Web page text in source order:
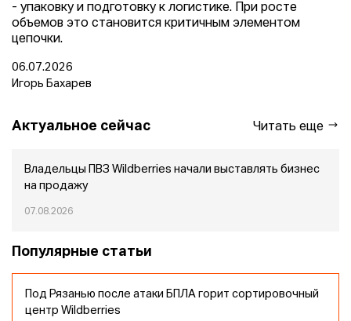
- упаковку и подготовку к логистике. При росте
объемов это становится критичным элементом
цепочки.
06.07.2026
Игорь Бахарев
Актуальное сейчас Читать еще
Владельцы ПВЗ Wildberries начали выставлять бизнес
на продажу
07.08.2026
Популярные статьи
Под Рязанью после атаки БПЛА горит сортировочный
центр Wildberries